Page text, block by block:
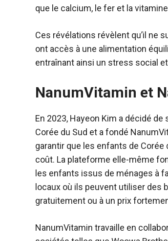
que le calcium, le fer et la
Ces révélations révèlent qu’il ne
ont accès à une alimentation
entraînant ainsi un stress social
NanumVitamin et
En 2023, Hayeon Kim a décidé
Corée du Sud et a fondé
garantir que les enfants de
coût. La plateforme elle-même
les enfants issus de ménages à
locaux où ils peuvent utiliser des
gratuitement ou à un prix
NanumVitamin travaille en